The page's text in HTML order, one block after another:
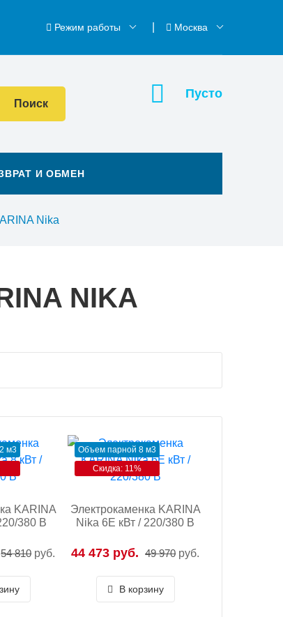
Режим работы Москва
Поиск
И ОБМЕН
Пусто
Nika
NIKA
м3
KARINA
380 В
54 810 руб.
Объем парной 8 м3
Скидка: 11%
Электрокаменка KARINA
Nika 6E кВт / 220/380 В
44 473 руб. 49 970 руб.
В корзину